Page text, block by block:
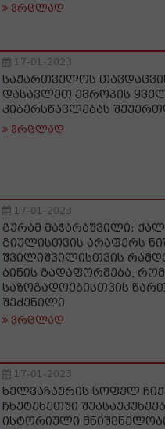
ვრცლად
17-01-2023
საქართველოს
დასავლეთ ევროპის
კიბერსწავლებას
ვრცლად
17-01-2023
გურამ მაჭარაშვილი:
გიულისთვის არაფერს
შვილიშვილისთვის
ბინის გადაფორმება,
საზოგადოებისთვის
შეძენილი
ვრცლად
17-01-2023
ხელვაჩაურის სოფელ
ჩხუტუნეთში
ისტორიული